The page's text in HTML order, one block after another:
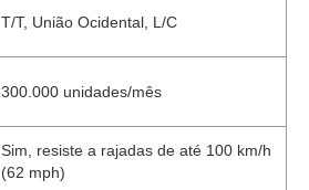
T/T, União Ocidental, L/C
300.000 unidades/mês
Sim, resiste a rajadas de até 100 km/h
(62 mph)